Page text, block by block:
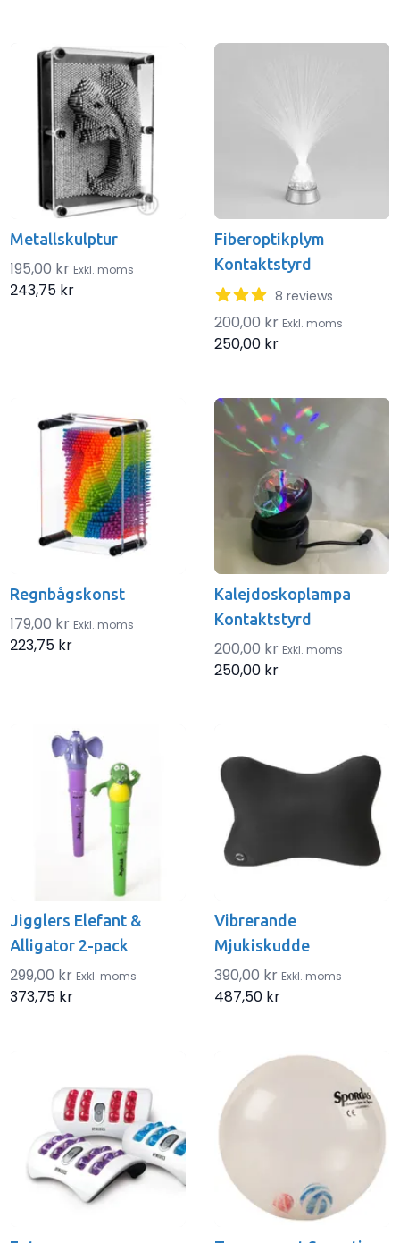
Metallskulptur
195,00 kr Exkl. moms
243,75 kr
Fiberoptikplym
Kontaktstyrd
3.125 out of 5 stars
8 reviews
200,00 kr Exkl. moms
250,00 kr
Regnbågskonst
179,00 kr Exkl. moms
223,75 kr
Kalejdoskoplampa
Kontaktstyrd
200,00 kr Exkl. moms
250,00 kr
Jigglers Elefant &
Alligator 2-pack
299,00 kr Exkl. moms
373,75 kr
Vibrerande
Mjukiskudde
390,00 kr Exkl. moms
487,50 kr